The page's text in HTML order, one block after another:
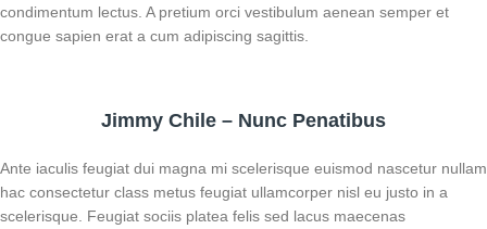
condimentum lectus. A pretium orci vestibulum aenean semper et
congue sapien erat a cum adipiscing sagittis.
Jimmy Chile – Nunc Penatibus
Ante iaculis feugiat dui magna mi scelerisque euismod nascetur nullam
hac consectetur class metus feugiat ullamcorper nisl eu justo in a
scelerisque. Feugiat sociis platea felis sed lacus maecenas